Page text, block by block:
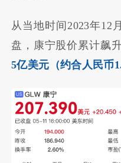
从当地时间2023年12
盘，康宁股价累计飙
5亿美元（约合人民币